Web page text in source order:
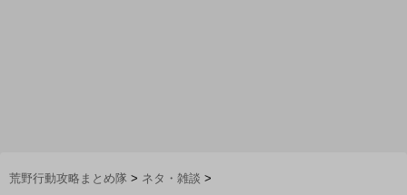
荒野行動攻略まとめ隊 > ネタ・雑談 >